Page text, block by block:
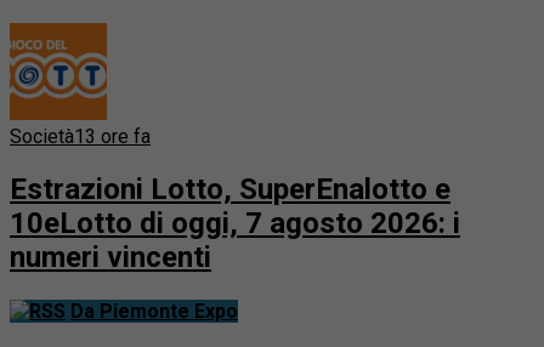
Società13 ore fa
Estrazioni Lotto, SuperEnalotto e
10eLotto di oggi, 7 agosto 2026: i
numeri vincenti
Da Piemonte Expo